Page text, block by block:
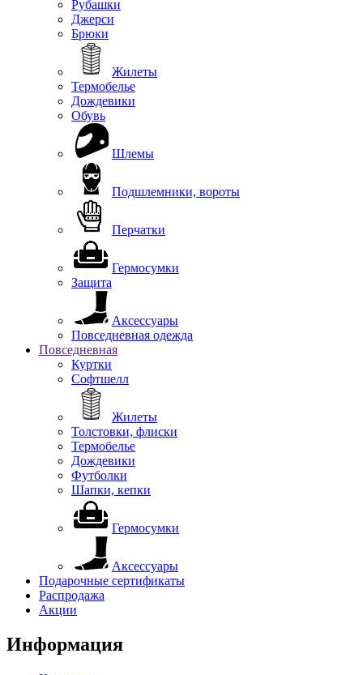
Рубашки
Джерси
Брюки
Жилеты
Термобелье
Дождевики
Обувь
Шлемы
Подшлемники, вороты
Перчатки
Гермосумки
Защита
Аксессуары
Повседневная одежда
Повседневная
Куртки
Софтшелл
Жилеты
Толстовки, флиски
Термобелье
Дождевики
Футболки
Шапки, кепки
Гермосумки
Аксессуары
Подарочные сертификаты
Распродажа
Акции
Информация